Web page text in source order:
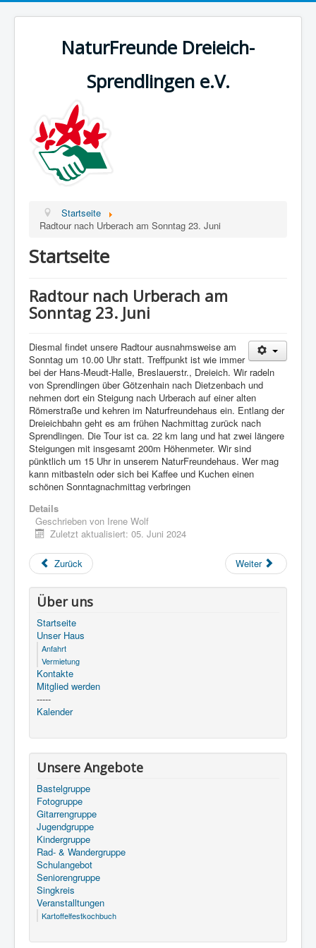
NaturFreunde Dreieich-
Sprendlingen e.V.
Startseite
Radtour nach Urberach am Sonntag 23. Juni
Startseite
Radtour nach Urberach am
Sonntag 23. Juni
Diesmal findet unsere Radtour ausnahmsweise am
Sonntag um 10.00 Uhr statt. Treffpunkt ist wie immer
bei der Hans-Meudt-Halle, Breslauerstr., Dreieich. Wir radeln
von Sprendlingen über Götzenhain nach Dietzenbach und
nehmen dort ein Steigung nach Urberach auf einer alten
Römerstraße und kehren im Naturfreundehaus ein. Entlang der
Dreieichbahn geht es am frühen Nachmittag zurück nach
Sprendlingen. Die Tour ist ca. 22 km lang und hat zwei längere
Steigungen mit insgesamt 200m Höhenmeter. Wir sind
pünktlich um 15 Uhr in unserem NaturFreundehaus. Wer mag
kann mitbasteln oder sich bei Kaffee und Kuchen einen
schönen Sonntagnachmittag verbringen
Details
Geschrieben von Irene Wolf
Zuletzt aktualisiert: 05. Juni 2024
Zurück Weiter
Über uns
Startseite
Unser Haus
Anfahrt
Vermietung
Kontakte
Mitglied werden
-----
Kalender
Unsere Angebote
Bastelgruppe
Fotogruppe
Gitarrengruppe
Jugendgruppe
Kindergruppe
Rad- & Wandergruppe
Schulangebot
Seniorengruppe
Singkreis
Veranstalltungen
Kartoffelfestkochbuch